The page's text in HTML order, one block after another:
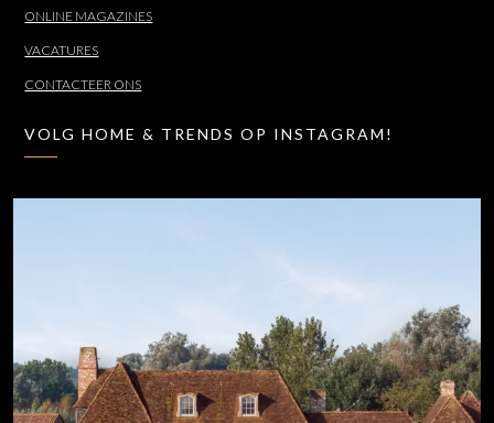
ONLINE MAGAZINES
VACATURES
CONTACTEER ONS
VOLG HOME & TRENDS OP INSTAGRAM!